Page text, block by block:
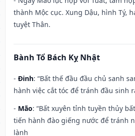
thành Mộc cục. Xung Dậu, hình Tý,
tuyệt Thân.
Bành Tổ Bách Kỵ Nhật
- Đinh: “Bất thế đầu đầu chủ sanh
hành việc cắt tóc để tránh đầu sinh
- Mão: “Bất xuyên tỉnh tuyền thủy
tiến hành đào giếng nước để tránh
lành